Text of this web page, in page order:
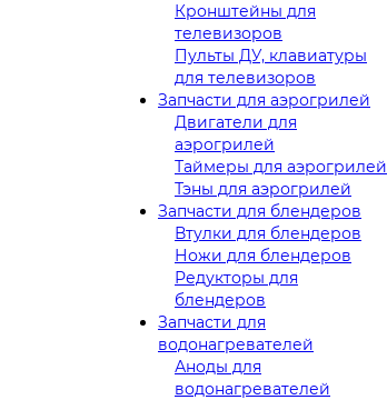
Кронштейны для
телевизоров
Пульты ДУ, клавиатуры
для телевизоров
Запчасти для аэрогрилей
Двигатели для
аэрогрилей
Таймеры для аэрогрилей
Тэны для аэрогрилей
Запчасти для блендеров
Втулки для блендеров
Ножи для блендеров
Редукторы для
блендеров
Запчасти для
водонагревателей
Аноды для
водонагревателей